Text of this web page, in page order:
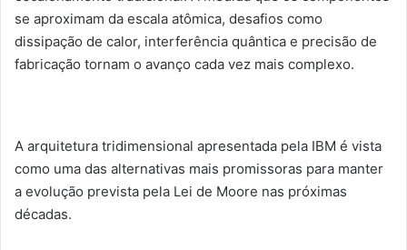
se aproximam da escala atômica, desafios como
dissipação de calor, interferência quântica e precisão de
fabricação tornam o avanço cada vez mais complexo.
A arquitetura tridimensional apresentada pela IBM é vista
como uma das alternativas mais promissoras para manter
a evolução prevista pela Lei de Moore nas próximas
décadas.